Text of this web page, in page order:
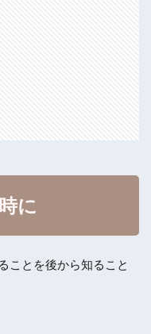
に
ことを後から知ること